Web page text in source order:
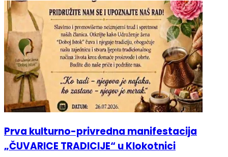
Prva kulturno-privredna manifestacija
„ČUVARICE TRADICIJE“ u Klokotnici
24. Jula 2026.